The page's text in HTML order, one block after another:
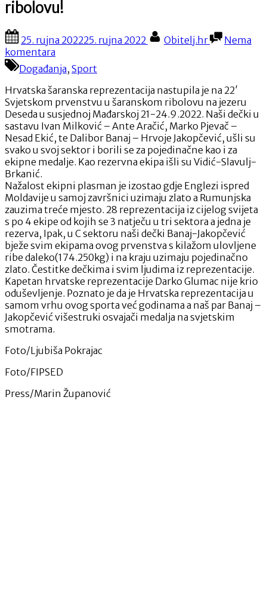
ribolovu!
Posted
on
25. rujna 202225. rujna 2022 By
Obitelj.hr
Nema
komentara
Dalibor
Banaj
i
Hrvoje
Jakopčević
pojedinačni
prvaci
svijeta
u
šaranskom
ribolovu!
Događanja, Sport
Hrvatska šaranska reprezentacija nastupila je na 22′
Svjetskom prvenstvu u šaranskom ribolovu na jezeru
Deseda u susjednoj Mađarskoj 21-24.9.2022. Naši dečki u
sastavu Ivan Milković – Ante Aračić, Marko Pjevač –
Nesad Ekić, te Dalibor Banaj – Hrvoje Jakopčević, ušli su
svako u svoj sektor i borili se za pojedinačne kao i za
ekipne medalje. Kao rezervna ekipa išli su Vidić-Slavulj-
Brkanić.
Nažalost ekipni plasman je izostao gdje Englezi ispred
Moldavije u samoj završnici uzimaju zlato a Rumunjska
zauzima treće mjesto. 28 reprezentacija iz cijelog svijeta
s po 4 ekipe od kojih se 3 natječu u tri sektora a jedna je
rezerva, Ipak, u C sektoru naši dečki Banaj-Jakopčević
bježe svim ekipama ovog prvenstva s kilažom ulovljene
ribe daleko(174.250kg) i na kraju uzimaju pojedinačno
zlato. Čestitke dečkima i svim ljudima iz reprezentacije.
Kapetan hrvatske reprezentacije Darko Glumac nije krio
oduševljenje. Poznato je da je Hrvatska reprezentacija u
samom vrhu ovog sporta već godinama a naš par Banaj –
Jakopčević višestruki osvajači medalja na svjetskim
smotrama.
Foto/Ljubiša Pokrajac
Foto/FIPSED
Press/Marin Županović